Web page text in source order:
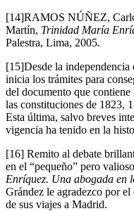
[14]RAMOS NÚÑEZ,
Martín, Trinidad María
Palestra, Lima, 2005.
[15]Desde la independencia
inicia los trámites para
del documento que
las constituciones de 1823,
Esta última, salvo breves
vigencia ha tenido en la
[16] Remito al debate
en el “pequeño” pero
Enríquez. Una abogada en
Grández le agradezco por
de sus viajes a Madrid.